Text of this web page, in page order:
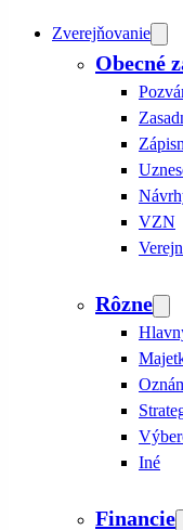
Zverejňovanie
Obecné
VZN
Rôzne
Iné
Financie